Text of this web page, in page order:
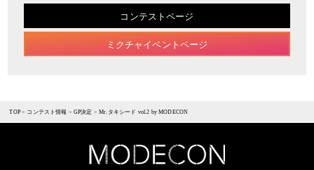
コンテストページ
ミクチャイベントページ
TOP> コンテスト情報 >GP決定 >Mr.タキシード vol.2 by MODECON